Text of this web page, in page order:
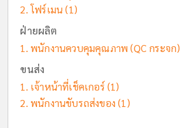
โฟร์เมน(1)
ฝ่ายผลิต
พนักงานควบคุมคุณภาพ (QC กระจก)
ขนส่ง
เจ้าหน้าที่เช็คเกอร์ (1)
พนักงานขับรถส่งของ(1)